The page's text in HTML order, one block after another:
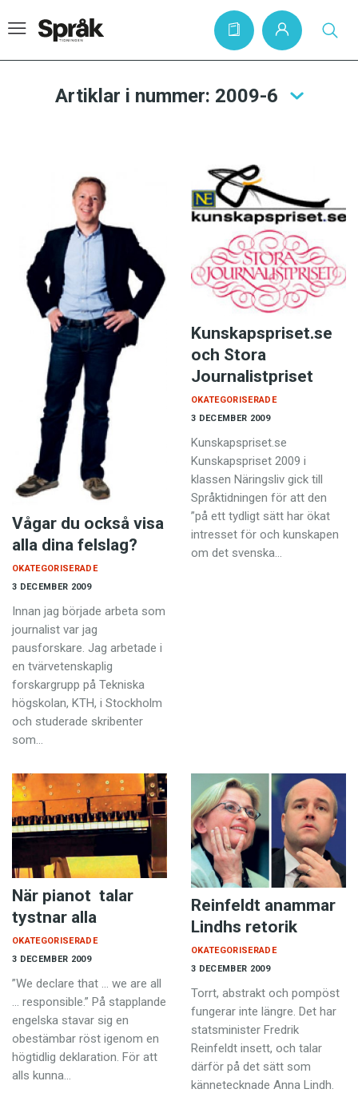
Krönikor
Språkfrågor
Skrivtips
Bokrecensioner
Kviss
Podden
Anmäl till språkpolisen
Föreslå nyord
Annonsera
Prenumerera
Läs Språktidningen digitalt
Artiklar i nummer: 2009-6
Vågar du också visa
alla dina felslag?
3 DECEMBER 2009
OKATEGORISERADE
Innan jag började arbeta som
journalist var jag
pausforskare. Jag arbetade i
en tvärvetenskaplig
forskargrupp på Tekniska
högskolan, KTH, i Stockholm
och studerade skribenter
som…
Kunskapspriset.se
och Stora
Journalistpriset
3 DECEMBER 2009
OKATEGORISERADE
Kunskapspriset.se
Kunskapspriset 2009 i
klassen Näringsliv gick till
Språktidningen för att den
”på ett tydligt sätt har ökat
intresset för och kunskapen
om det svenska…
När pianot talar
tystnar alla
3 DECEMBER 2009
OKATEGORISERADE
”We declare that … we are all
… responsible.” På stapplande
engelska stavar sig en
obestämbar röst igenom en
högtidlig deklaration. För att
alls kunna…
Reinfeldt anammar
Lindhs retorik
3 DECEMBER 2009
OKATEGORISERADE
Torrt, abstrakt och pompöst
fungerar inte längre. Det har
statsminister Fredrik
Reinfeldt insett, och talar
därför på det sätt som
kännetecknade Anna Lindh.